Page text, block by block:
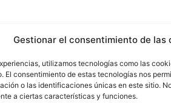
Gestionar el consentimiento de las
utilizamos tecnologías como las
El consentimiento de estas tecnologías nos
o las identificaciones únicas en este sitio.
a ciertas características y funciones.